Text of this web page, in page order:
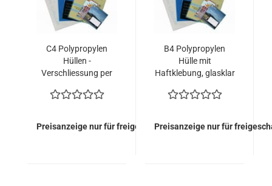
C4 Polypropylen
Hüllen -
Verschliessung per
Kuverts = 157,50
Preisanzeige nur für freigeschaltete Kunden
B4 Polypropylen
Hülle mit
Haftklebung, glasklar
164,60 EURO)
Preisanzeige nur für